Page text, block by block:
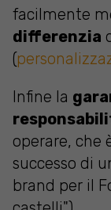
facilmente
differenzia
(
Infine la
operare, che
successo di
brand per il